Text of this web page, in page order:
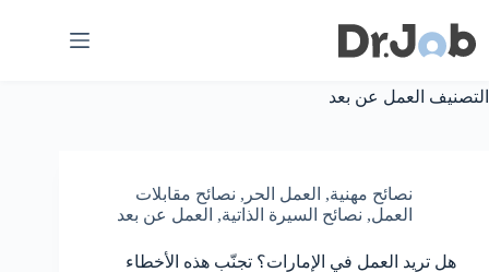
إلى
المحتوى
التصنيف العمل عن بعد
نصائح مهنية, العمل الحر , نصائح مقابلات
العمل, نصائح السيرة الذاتية, العمل عن بعد
هل تريد العمل في الإمارات؟ تجنّب هذه الأخطاء